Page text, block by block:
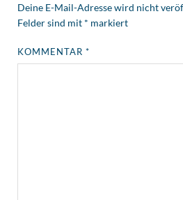
Deine E-Mail-Adresse wird nicht
Felder sind mit * markiert
KOMMENTAR*